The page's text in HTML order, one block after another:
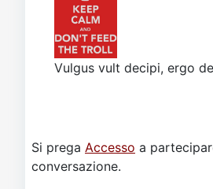
Vulgus vult decipi, ergo
Si prega Accesso a
conversazione.